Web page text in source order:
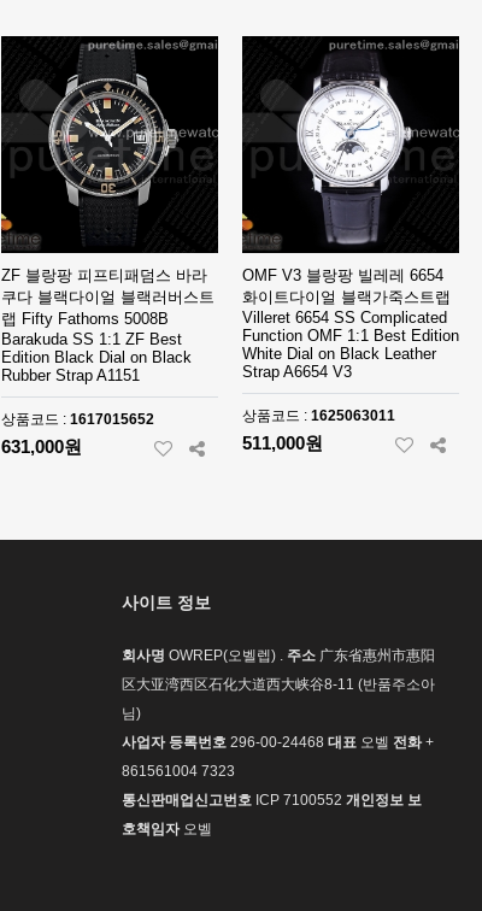
ZF 블랑팡 피프티패덤스 바라
쿠다 블랙다이얼 블랙러버스트
랩 Fifty Fathoms 5008B
Barakuda SS 1:1 ZF Best
Edition Black Dial on Black
Rubber Strap A1151
상품코드 : 1617015652
631,000원
OMF V3 블랑팡 빌레레 6654
화이트다이얼 블랙가죽스트랩
Villeret 6654 SS Complicated
Function OMF 1:1 Best Edition
White Dial on Black Leather
Strap A6654 V3
상품코드 : 1625063011
511,000원
사이트 정보
회사명 OWREP(오벨렙) . 주소 广东省惠州市惠阳
区大亚湾西区石化大道西大峡谷8-11 (반품주소아
님)
사업자 등록번호 296-00-24468 대표 오벨 전화+
861561004 7323
통신판매업신고번호 ICP 7100552 개인정보 보
호책임자오벨